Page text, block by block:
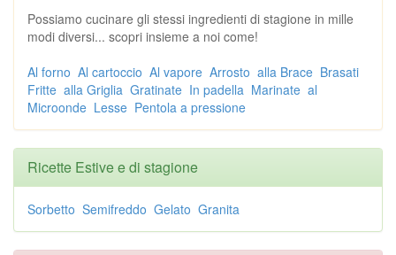
Possiamo cucinare gli stessi ingredienti di stagione in mille
modi diversi... scopri insieme a noi come!
Al forno Al cartoccio Al vapore Arrosto alla Brace Brasati
Fritte alla Griglia Gratinate In padella Marinate al
Microonde Lesse Pentola a pressione
Ricette Estive e di stagione
Sorbetto Semifreddo Gelato Granita